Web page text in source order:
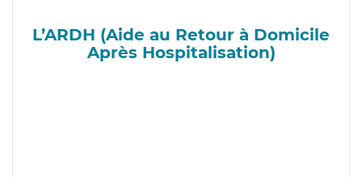
L’ARDH (Aide au Retour à Domicile
Après Hospitalisation)